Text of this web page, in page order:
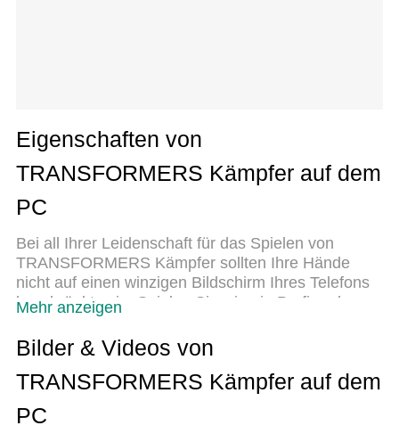
Eigenschaften von
TRANSFORMERS Kämpfer auf dem
PC
Bei all Ihrer Leidenschaft für das Spielen von
TRANSFORMERS Kämpfer sollten Ihre Hände
nicht auf einen winzigen Bildschirm Ihres Telefons
beschränkt sein. Spielen Sie wie ein Profi und
übernehmen Sie die volle Kontrolle über Ihr Spiel
mit Tastatur und Maus. MEmu bietet Ihnen all die
Dinge, die Sie erwarten. Laden Sie
TRANSFORMERS Kämpfer herunter und spielen
wollen, ohne Grenzwerte für Akku, mobile Daten
Mehr anzeigen
Bilder & Videos von
TRANSFORMERS Kämpfer auf dem
PC